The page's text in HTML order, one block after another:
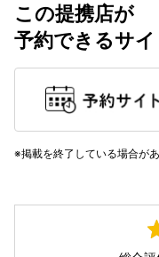
この提携店が
予約できるサイ
掲載を終了している場合があ